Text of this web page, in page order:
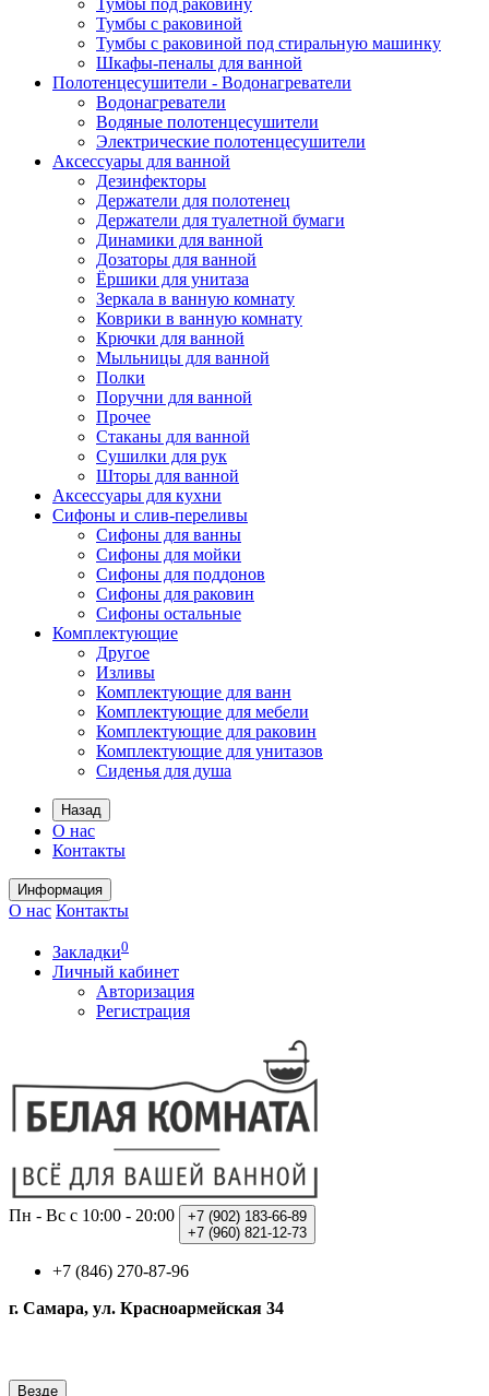
Тумбы под раковину
Тумбы с раковиной
Тумбы с раковиной под стиральную машинку
Шкафы-пеналы для ванной
Полотенцесушители - Водонагреватели
Водонагреватели
Водяные полотенцесушители
Электрические полотенцесушители
Аксессуары для ванной
Дезинфекторы
Держатели для полотенец
Держатели для туалетной бумаги
Динамики для ванной
Дозаторы для ванной
Ёршики для унитаза
Зеркала в ванную комнату
Коврики в ванную комнату
Крючки для ванной
Мыльницы для ванной
Полки
Поручни для ванной
Прочее
Стаканы для ванной
Сушилки для рук
Шторы для ванной
Аксессуары для кухни
Сифоны и слив-переливы
Сифоны для ванны
Сифоны для мойки
Сифоны для поддонов
Сифоны для раковин
Сифоны остальные
Комплектующие
Другое
Изливы
Комплектующие для ванн
Комплектующие для мебели
Комплектующие для раковин
Комплектующие для унитазов
Сиденья для душа
Назад
О нас
Контакты
Информация
О нас Контакты
Закладки0
Личный кабинет
Авторизация
Регистрация
Пн - Вс с 10:00 - 20:00 +7 (902) 183-66-89
+7 (960) 821-12-73
+7 (846) 270-87-96
г. Самара, ул. Красноармейская 34
Везде